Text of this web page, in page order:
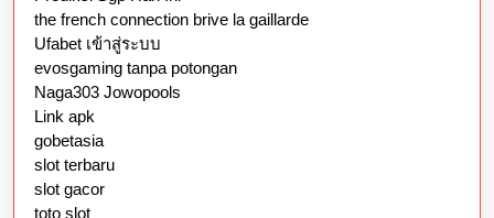
the french connection brive la gaillarde
Ufabet เข้าสู่ระบบ
evosgaming tanpa potongan
Naga303 Jowopools
Link apk
gobetasia
slot terbaru
slot gacor
toto slot